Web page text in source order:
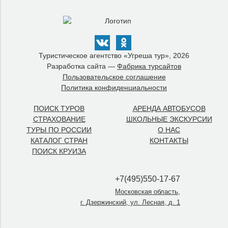
Туристическое агентство «Угреша тур», 2026
Разработка сайта — Фабрика турсайтов
Пользовательское соглашение
Политика конфиденциальности
ПОИСК ТУРОВ
СТРАХОВАНИЕ
ТУРЫ ПО РОССИИ
КАТАЛОГ СТРАН
ПОИСК КРУИЗА
АРЕНДА АВТОБУСОВ
ШКОЛЬНЫЕ ЭКСКУРСИИ
О НАС
КОНТАКТЫ
+7(495)550-17-67
Московская область,
г. Дзержинский, ул. Лесная, д. 1